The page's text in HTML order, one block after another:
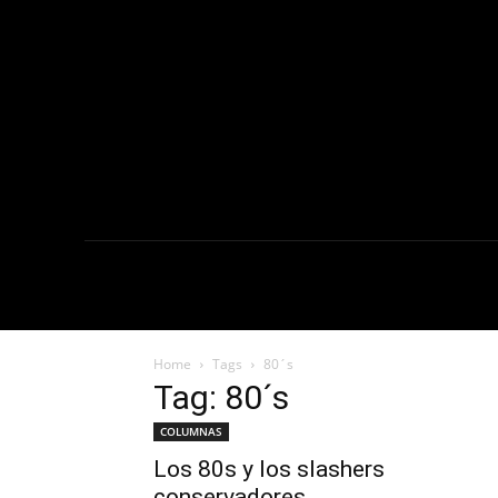
Home Tags 80´s
Tag: 80´s
COLUMNAS
Los 80s y los slashers